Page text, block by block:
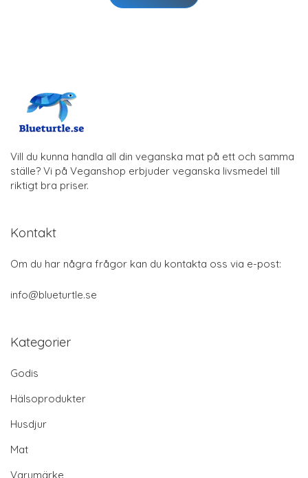
Vill du kunna handla all din veganska mat på ett och samma
ställe? Vi på Veganshop erbjuder veganska livsmedel till
riktigt bra priser.
Kontakt
Om du har några frågor kan du kontakta oss via e-post:
info@blueturtle.se
Kategorier
Godis
Hälsoprodukter
Husdjur
Mat
Varumärke